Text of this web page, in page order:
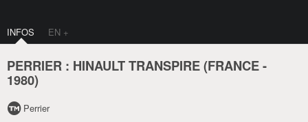
INFOS EN +
PERRIER : HINAULT TRANSPIRE (FRANCE-
1980)
Perrier